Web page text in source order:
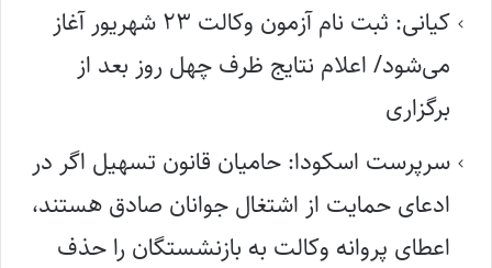
کیانی: ثبت نام آزمون وکالت ۲۳ شهریور آغاز
می‌شود/ اعلام نتایج ظرف چهل روز بعد از
برگزاری
سرپرست اسکودا: حامیان قانون تسهیل اگر در
ادعای حمایت از اشتغال جوانان صادق هستند،
اعطای پروانه وکالت به بازنشستگان را حذف